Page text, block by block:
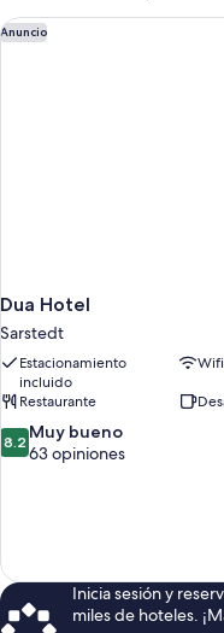
Personen)
Anuncio
Dua Hotel
Sarstedt
Estacionamiento
incluido
Restaurante
8.2
de
8.2 Muy bueno
63 opiniones
Dua Hotel
Inicia sesión y
miles de hoteles.